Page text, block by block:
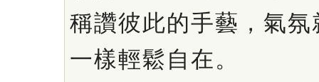
稱讚彼此的手藝，氣
一樣輕鬆自在。